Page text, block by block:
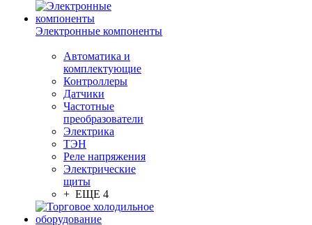
Электронные компоненты
Автоматика и
комплектующие
Контроллеры
Датчики
Частотные
преобразователи
Электрика
ТЭН
Реле напряжения
Электрические
щиты
+ ЕЩЕ 4